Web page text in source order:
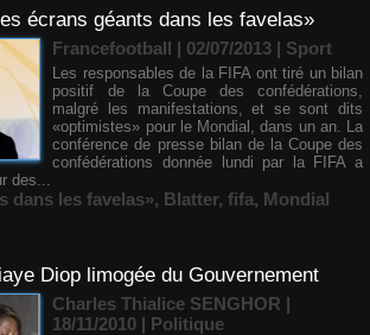
écrans géants dans les favelas»
Francefootball | 02/07/2013 | Sport
Les responsables de la FIFA ont tiré un bilan
positif de la Coupe des confédérations,
malgré les manifestations, et se sont dits
«optimistes» pour le Mondial, dans un an. La
conférence de presse bilan de la Coupe des
confédérations donnée lundi par la FIFA a
des...
dans les favelas», Blatter, fifa, Mondial
Diop limogée du Gouvernement
Charles Thialice SENGHOR |
18/11/2010 | Politique